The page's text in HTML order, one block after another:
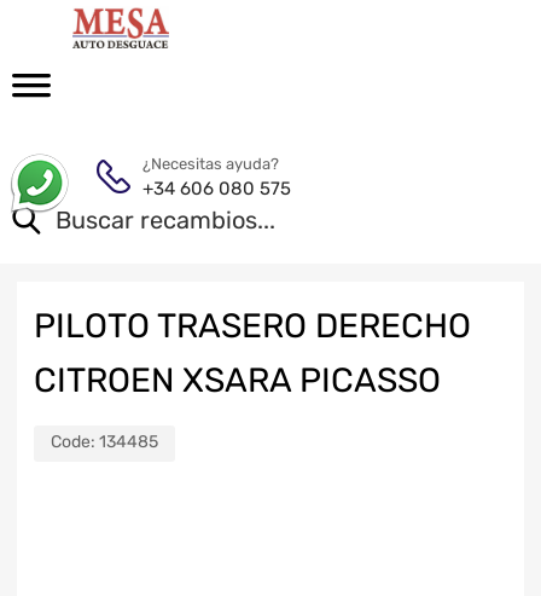
¿Necesitas ayuda?
+34 606 080 575
PILOTO TRASERO DERECHO
CITROEN XSARA PICASSO
Code: 134485